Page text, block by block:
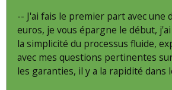
-- J'ai fais le premier part avec une
euros, je vous épargne le début,
la simplicité du processus fluide,
avec mes questions pertinentes
les garanties, il y a la rapidité dans